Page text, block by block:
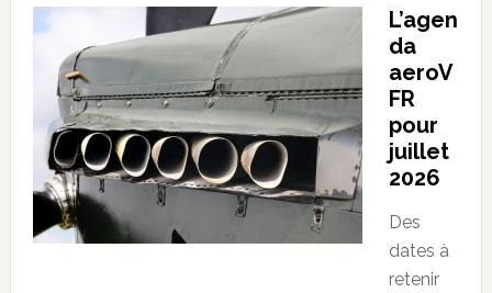
L’agen
da
aeroV
FR
pour
juillet
2026
Des
dates à
retenir